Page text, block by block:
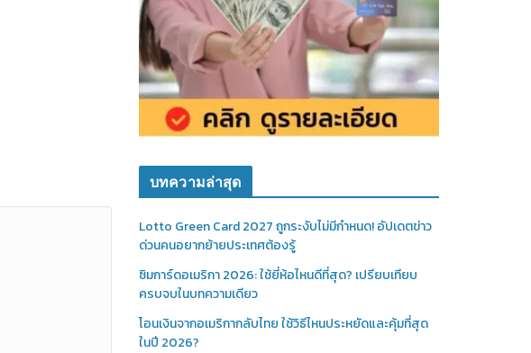
บทความล่าสุด
Lotto Green Card 2027 ถูกระงับไม่มีกำหนด! อัปเดตข่าว
ด่วนคนอยากย้ายประเทศต้องรู้
ซิมการ์ดอเมริกา 2026: ใช้ยี่ห้อไหนดีที่สุด? เปรียบเทียบ
ครบจบในบทความเดียว
โอนเงินจากอเมริกากลับไทย ใช้วิธีไหนประหยัดและคุ้มที่สุด
ในปี 2026?